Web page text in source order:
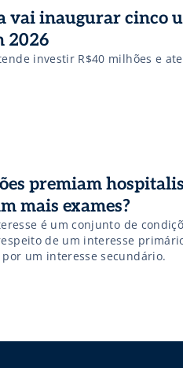
vai inaugurar cinco
2026
investir R$40 milhões e
premiam
mais exames?
é um conjunto de
de um interesse
um interesse secundário.